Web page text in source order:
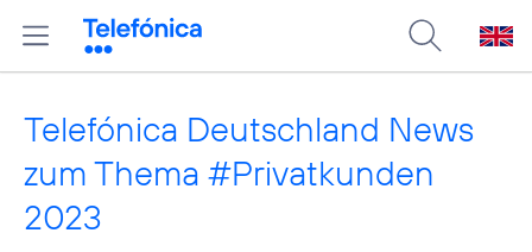
Telefónica Deutschland News
zum Thema #Privatkunden
2023